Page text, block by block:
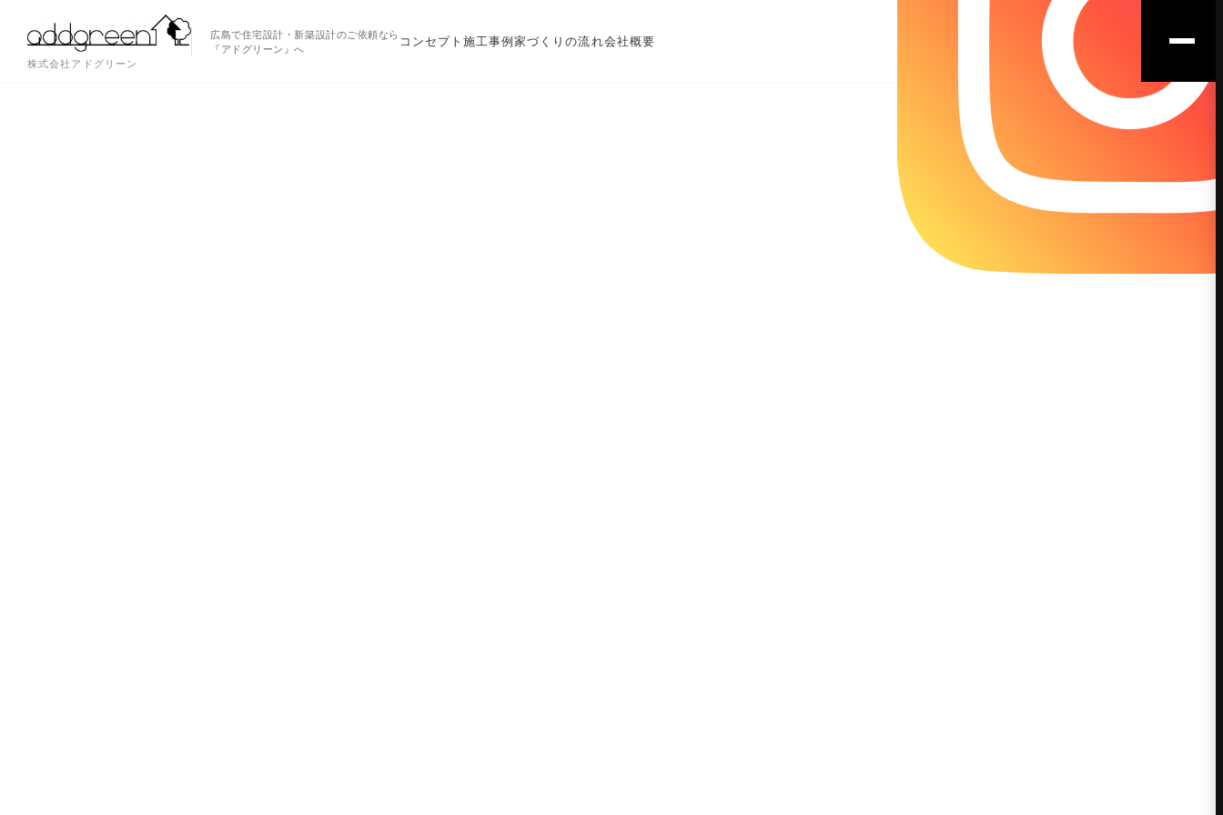
株式会社アドグリーン
広島で住宅設計・新築設計のご依頼なら
『アドグリーン』へ
コンセプト施工事例家づくりの流れ会社概要